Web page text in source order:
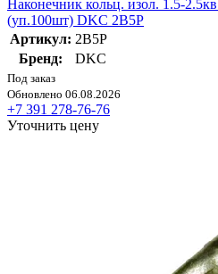
Наконечник кольц. изол. 1.5-
(уп.100шт) DKC 2B5P
Артикул: 2B5P
Бренд:
DKC
Под заказ
Обновлено 06.08.2026
+7 391 278-76-76
Уточнить цену